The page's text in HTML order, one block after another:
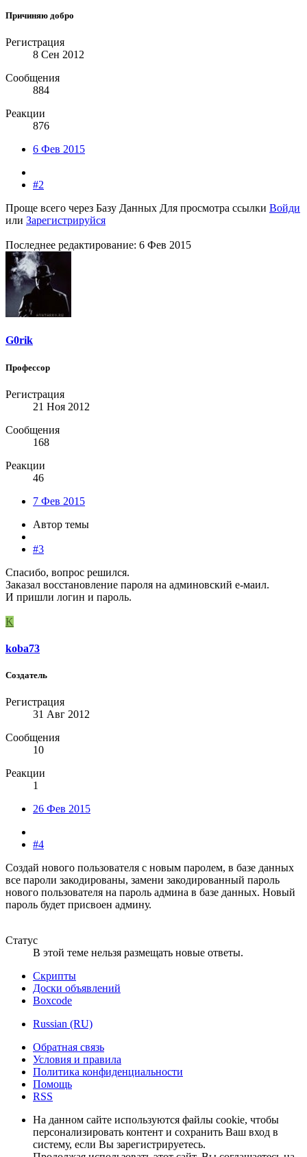
Причиняю добро
Регистрация
8 Сен 2012
Сообщения
884
Реакции
876
6 Фев 2015
#2
Проще всего через Базу Данных Для просмотра ссылки Войди
или Зарегистрируйся
Последнее редактирование: 6 Фев 2015
G0rik
Профессор
Регистрация
21 Ноя 2012
Сообщения
168
Реакции
46
7 Фев 2015
Автор темы
#3
Спасибо, вопрос решился.
Заказал восстановление пароля на админовский е-маил.
И пришли логин и пароль.
K
koba73
Создатель
Регистрация
31 Авг 2012
Сообщения
10
Реакции
1
26 Фев 2015
#4
Создай нового пользователя с новым паролем, в базе данных
все пароли закодированы, замени закодированный пароль
нового пользователя на пароль админа в базе данных. Новый
пароль будет присвоен админу.
Статус
В этой теме нельзя размещать новые ответы.
Скрипты
Доски объявлений
Boxcode
Russian (RU)
Обратная связь
Условия и правила
Политика конфиденциальности
Помощь
RSS
На данном сайте используются файлы cookie, чтобы
персонализировать контент и сохранить Ваш вход в
систему, если Вы зарегистрируетесь.